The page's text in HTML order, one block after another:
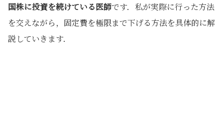
国株に投資を続けている医師です．私が実際に行った方法
を交えながら，固定費を極限まで下げる方法を具体的に解
説していきます．